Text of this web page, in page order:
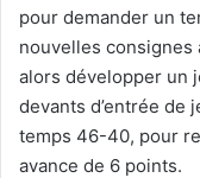
pour demander un
nouvelles consignes
alors développer un
devants d’entrée de
temps 46-40, pour
avance de 6 points.